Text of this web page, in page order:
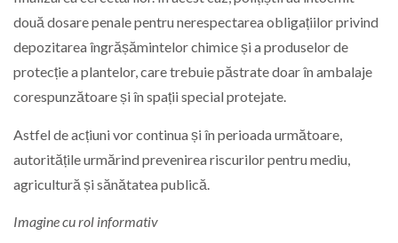
două dosare penale pentru nerespectarea obligațiilor privind
depozitarea îngrășămintelor chimice și a produselor de
protecție a plantelor, care trebuie păstrate doar în ambalaje
corespunzătoare și în spații special protejate.
Astfel de acțiuni vor continua și în perioada următoare,
autoritățile urmărind prevenirea riscurilor pentru mediu,
agricultură și sănătatea publică.
Imagine cu rol informativ